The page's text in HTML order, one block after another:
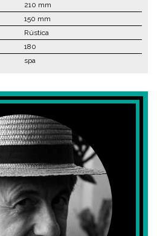
210 mm
150 mm
Rústica
180
spa